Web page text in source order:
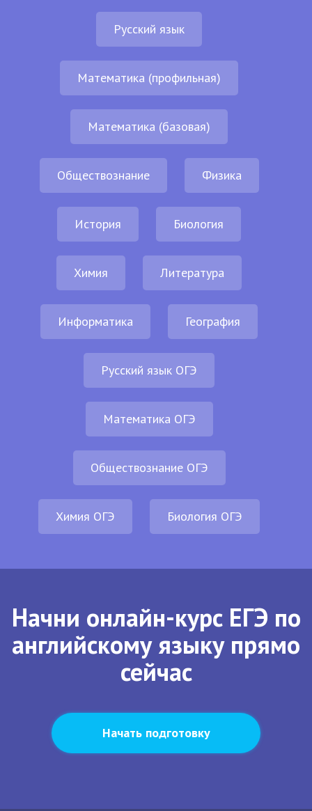
Русский язык
Математика (профильная)
Математика (базовая)
Обществознание Физика
История Биология
Химия Литература
Информатика География
Русский язык ОГЭ
Математика ОГЭ
Обществознание ОГЭ
Химия ОГЭ Биология ОГЭ
Начни онлайн-курс ЕГЭ по
английскому языку прямо
сейчас
Начать подготовку